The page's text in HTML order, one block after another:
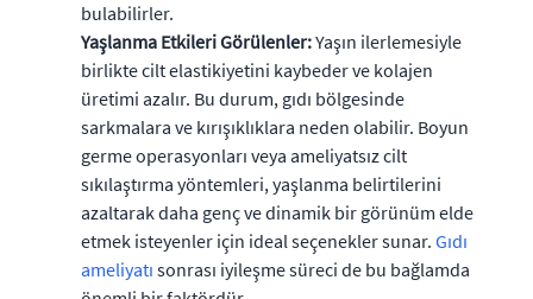
bulabilirler.
Yaşlanma Etkileri Görülenler:Yaşın ilerlemesiyle
birlikte cilt elastikiyetini kaybeder ve kolajen
üretimi azalır. Bu durum, gıdı bölgesinde
sarkmalara ve kırışıklıklara neden olabilir. Boyun
germe operasyonları veya ameliyatsız cilt
sıkılaştırma yöntemleri, yaşlanma belirtilerini
azaltarak daha genç ve dinamik bir görünüm elde
etmek isteyenler için ideal seçenekler sunar. Gıdı
ameliyatı sonrası iyileşme süreci de bu bağlamda